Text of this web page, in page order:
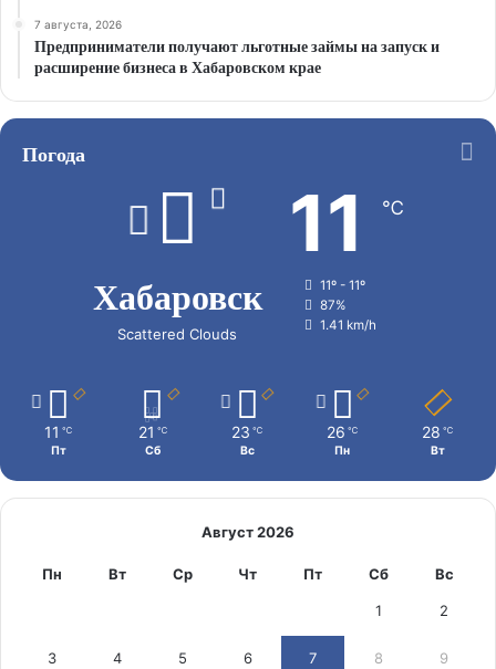
7 августа, 2026
Предприниматели получают льготные займы на запуск и
расширение бизнеса в Хабаровском крае
Погода
Хабаровск
Scattered Clouds
11 ℃
11º - 11º
87%
1.41 km/h
11 ℃
Пт
21 ℃
Сб
23 ℃
Вс
26 ℃
Пн
28 ℃
Вт
Август 2026
Пн Вт Ср Чт Пт Сб Вс
1 2
3 4 5 6 7 8 9